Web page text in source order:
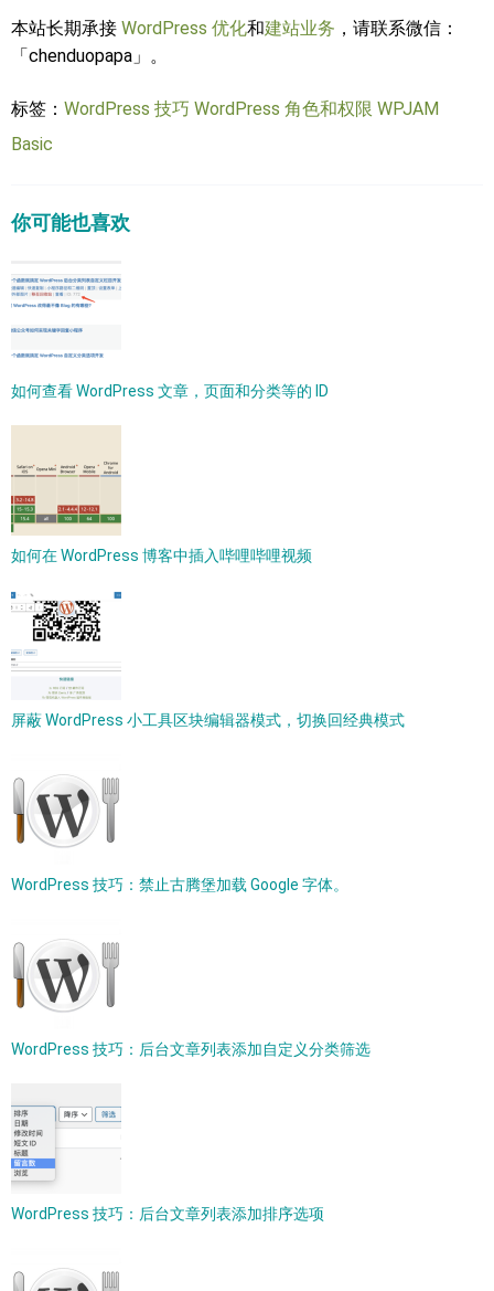
本站长期承接 WordPress 优化和建站业务 ，请联系微信：
「chenduopapa」。
标签： WordPress 技巧 WordPress 角色和权限 WPJAM
Basic
你可能也喜欢
如何查看 WordPress 文章，页面和分类等的 ID
如何在 WordPress 博客中插入哔哩哔哩视频
屏蔽 WordPress 小工具区块编辑器模式，切换回经典模式
WordPress 技巧：禁止古腾堡加载 Google 字体。
WordPress 技巧：后台文章列表添加自定义分类筛选
WordPress 技巧：后台文章列表添加排序选项